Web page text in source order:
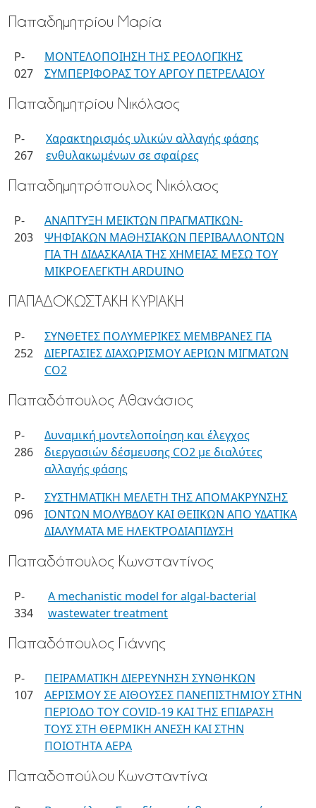
Παπαδημητρίου Μαρία
P-
027
ΜΟΝΤΕΛΟΠΟΙΗΣΗ ΤΗΣ ΡΕΟΛΟΓΙΚΗΣ
ΣΥΜΠΕΡΙΦΟΡΑΣ ΤΟΥ ΑΡΓΟΥ ΠΕΤΡΕΛΑΙΟΥ
Παπαδημητρίου Νικόλαος
P-
267
Χαρακτηρισμός υλικών αλλαγής φάσης
ενθυλακωμένων σε σφαίρες
Παπαδημητρόπουλος Νικόλαος
P-
203
ΑΝΑΠΤΥΞΗ ΜΕΙΚΤΩΝ ΠΡΑΓΜΑΤΙΚΩΝ-
ΨΗΦΙΑΚΩΝ ΜΑΘΗΣΙΑΚΩΝ ΠΕΡΙΒΑΛΛΟΝΤΩΝ
ΓΙΑ ΤΗ ΔΙΔΑΣΚΑΛΙΑ ΤΗΣ ΧΗΜΕΙΑΣ ΜΕΣΩ ΤΟΥ
ΜΙΚΡΟΕΛΕΓΚΤΗ ARDUINO
ΠΑΠΑΔΟΚΩΣΤΑΚΗ ΚΥΡΙΑΚΗ
P-
252
ΣΥΝΘΕΤΕΣ ΠΟΛΥΜΕΡΙΚΕΣ ΜΕΜΒΡΑΝΕΣ ΓΙΑ
ΔΙΕΡΓΑΣΙΕΣ ΔΙΑΧΩΡΙΣΜΟΥ ΑΕΡΙΩΝ ΜΙΓΜΑΤΩΝ
CO2
Παπαδόπουλος Αθανάσιος
P-
286
Δυναμική μοντελοποίηση και έλεγχος
διεργασιών δέσμευσης CO2 με διαλύτες
αλλαγής φάσης
P-
096
ΣΥΣΤΗΜΑΤΙΚΗ ΜΕΛΕΤΗ ΤΗΣ ΑΠΟΜΑΚΡΥΝΣΗΣ
ΙΟΝΤΩΝ ΜΟΛΥΒΔΟΥ ΚΑΙ ΘΕΙΙΚΩΝ ΑΠΟ ΥΔΑΤΙΚΑ
ΔΙΑΛΥΜΑΤΑ ΜΕ ΗΛΕΚΤΡΟΔΙΑΠΙΔΥΣΗ
Παπαδόπουλος Κωνσταντίνος
P-
334
A mechanistic model for algal-bacterial
wastewater treatment
Παπαδόπουλος Γιάννης
P-
107
ΠΕΙΡΑΜΑΤΙΚΗ ΔΙΕΡΕΥΝΗΣΗ ΣΥΝΘΗΚΩΝ
ΑΕΡΙΣΜΟΥ ΣΕ ΑΙΘΟΥΣΕΣ ΠΑΝΕΠΙΣΤΗΜΙΟΥ ΣΤΗΝ
ΠΕΡΙΟΔΟ ΤΟΥ COVID-19 ΚΑΙ ΤΗΣ ΕΠΙΔΡΑΣΗ
ΤΟΥΣ ΣΤΗ ΘΕΡΜΙΚΗ ΑΝΕΣΗ ΚΑΙ ΣΤΗΝ
ΠΟΙΟΤΗΤΑ ΑΕΡΑ
Παπαδοπούλου Κωνσταντίνα